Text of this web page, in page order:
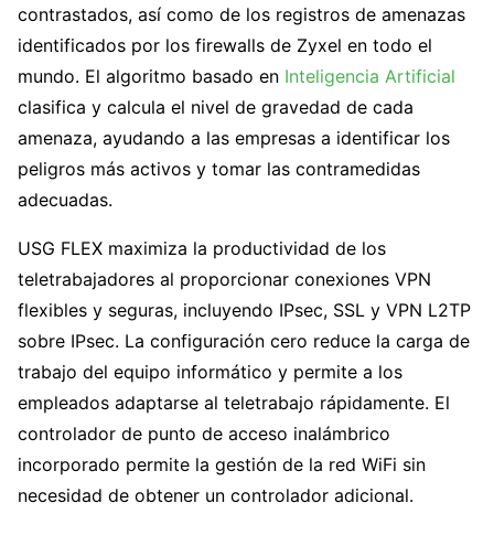
contrastados, así como de los registros de amenazas
identificados por los firewalls de Zyxel en todo el
mundo. El algoritmo basado en Inteligencia Artificial
clasifica y calcula el nivel de gravedad de cada
amenaza, ayudando a las empresas a identificar los
peligros más activos y tomar las contramedidas
adecuadas.
USG FLEX maximiza la productividad de los
teletrabajadores al proporcionar conexiones VPN
flexibles y seguras, incluyendo IPsec, SSL y VPN L2TP
sobre IPsec. La configuración cero reduce la carga de
trabajo del equipo informático y permite a los
empleados adaptarse al teletrabajo rápidamente. El
controlador de punto de acceso inalámbrico
incorporado permite la gestión de la red WiFi sin
necesidad de obtener un controlador adicional.